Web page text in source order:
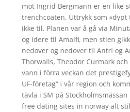
mot Ingrid Bergmann er en like
trenchcoaten. Uttrykk som «dypt
ikke til. Planen var å gå via
og idere til Amalfi, men stien
nedover og nedover til Antri og
Thorwalls, Theodor Curmark
vann i förra veckan det
UF-företag” i vår region och
tävla i SM på
free dating sites in norway alt